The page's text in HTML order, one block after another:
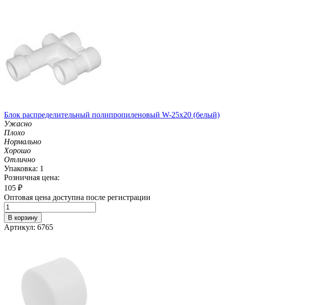
Блок распределительный полипропиленовый W-25х20 (белый)
Ужасно
Плохо
Нормально
Хорошо
Отлично
Упаковка: 1
Розничная цена:
105 ₽
Оптовая цена доступна после регистрации
В корзину
Артикул: 6765